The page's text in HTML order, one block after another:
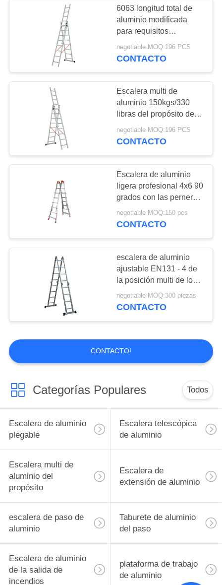
6063 longitud total de
aluminio modificada
para requisitos
particulares los 489cm
de la escalera de
negotiable MOQ:196 PCS
CONTACTO
Escalera multi de
aluminio 150kgs/330
libras del propósito del
hogar 3x8 de capacidad
de carga
negotiable MOQ:196 PCS
CONTACTO
Escalera de aluminio
ligera profesional 4x6 90
grados con las perneras
anchas anchas
negotiable MOQ:150 pcs
CONTACTO
escalera de aluminio
ajustable EN131 - 4 de
la posición multi de los
4.43M certificados
negotiable MOQ:300 piezas
CONTACTO
CONTACTO!
Categorías Populares Todos
Escalera de aluminio
plegable
Escalera telescópica
de aluminio
Escalera multi de
aluminio del
propósito
Escalera de
extensión de aluminio
escalera de paso de
aluminio
Taburete de aluminio
del paso
Escalera de aluminio
de la salida de
incendios
plataforma de trabajo
de aluminio